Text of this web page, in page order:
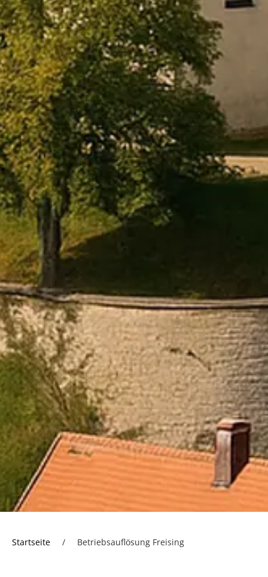
Startseite / Betriebsauflösung Freising